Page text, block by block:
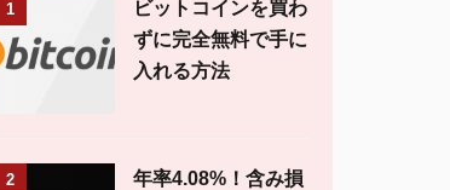
1
ビットコインを買わ
ずに完全無料で手に
入れる方法
2
年率4.08%！含み損